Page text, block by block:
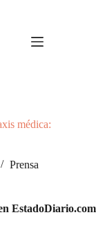
médica:
Prensa
EstadoDiario.com